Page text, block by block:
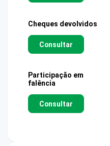
Cheques devolvidos
Consultar
Participação em
falência
Consultar